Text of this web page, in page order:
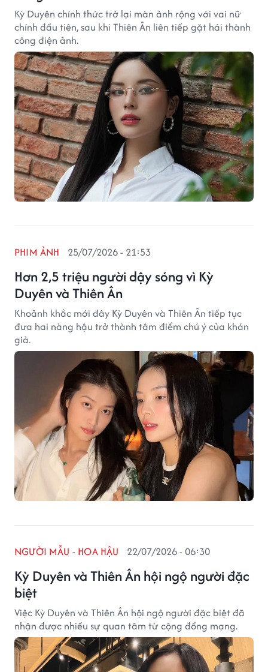
Kỳ Duyên chính thức trở lại màn ảnh rộng với vai nữ
chính đầu tiên, sau khi Thiên Ân liên tiếp gặt hái thành
công điện ảnh.
Hơn 2,5 triệu người dậy sóng vì Kỳ
Duyên và Thiên Ân
PHIM ẢNH 25/07/2026 - 21:53
Khoảnh khắc mới đây Kỳ Duyên và Thiên Ân tiếp tục
đưa hai nàng hậu trở thành tâm điểm chú ý của khán
giả.
Kỳ Duyên và Thiên Ân hội ngộ người đặc
biệt
NGƯỜI MẪU - HOA HẬU 22/07/2026 - 06:30
Việc Kỳ Duyên và Thiên Ân hội ngộ người đặc biệt đã
nhận được nhiều sự quan tâm từ cộng đồng mạng.